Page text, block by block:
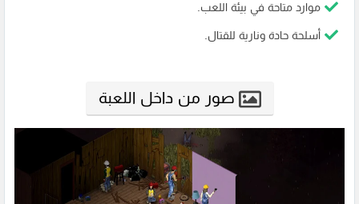
موارد متاحة في بيئة اللعب.
أسلحة حادة ونارية للقتال.
صور من داخل اللعبة